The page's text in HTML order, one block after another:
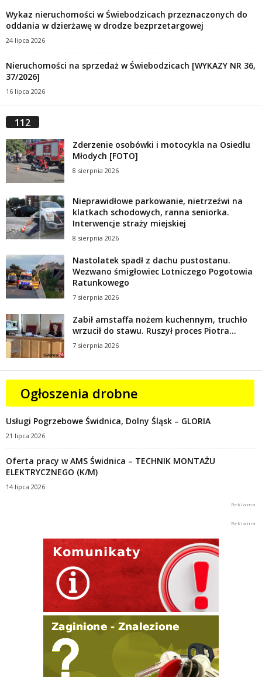
Wykaz nieruchomości w Świebodzicach przeznaczonych do
oddania w dzierżawę w drodze bezprzetargowej
24 lipca 2026
Nieruchomości na sprzedaż w Świebodzicach [WYKAZY NR 36,
37/2026]
16 lipca 2026
112
Zderzenie osobówki i motocykla na Osiedlu
Młodych [FOTO]
8 sierpnia 2026
Nieprawidłowe parkowanie, nietrzeźwi na
klatkach schodowych, ranna seniorka.
Interwencje straży miejskiej
8 sierpnia 2026
Nastolatek spadł z dachu pustostanu.
Wezwano śmigłowiec Lotniczego Pogotowia
Ratunkowego
7 sierpnia 2026
Zabił amstaffa nożem kuchennym, truchło
wrzucił do stawu. Ruszył proces Piotra...
7 sierpnia 2026
Ogłoszenia drobne
Usługi Pogrzebowe Świdnica, Dolny Śląsk – GLORIA
21 lipca 2026
Oferta pracy w AMS Świdnica – TECHNIK MONTAŻU
ELEKTRYCZNEGO (K/M)
14 lipca 2026